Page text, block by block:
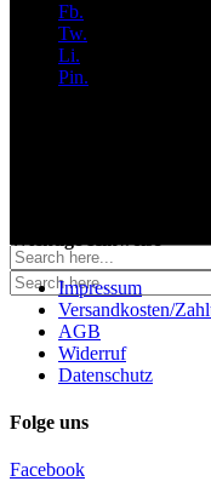
Fb.
Tw.
Li.
Pin.
Impressum
Versandkosten/
AGB
Widerruf
Datenschutz
Folge uns
Facebook